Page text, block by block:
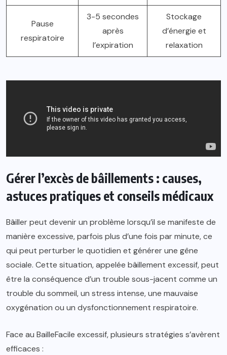
Pause
respiratoire
3-5 secondes
après
l’expiration
Stockage
d’énergie et
relaxation
Gérer l’excès de bâillements : causes,
astuces pratiques et conseils médicaux
Bâiller peut devenir un problème lorsqu’il se manifeste de
manière excessive, parfois plus d’une fois par minute, ce
qui peut perturber le quotidien et générer une gêne
sociale. Cette situation, appelée bâillement excessif, peut
être la conséquence d’un trouble sous-jacent comme un
trouble du sommeil, un stress intense, une mauvaise
oxygénation ou un dysfonctionnement respiratoire.
Face au BailleFacile excessif, plusieurs stratégies s’avèrent
efficaces :